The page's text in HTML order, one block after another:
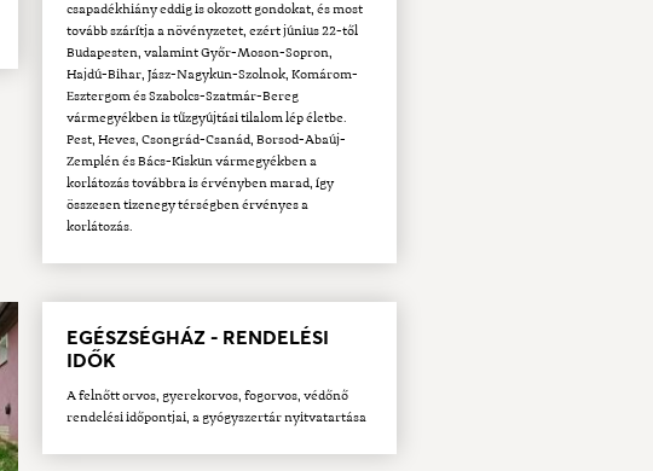
csapadékhiány eddig is okozott gondokat, és most
tovább szárítja a növényzetet, ezért június 22-től
Budapesten, valamint Győr-Moson-Sopron,
Hajdú-Bihar, Jász-Nagykun-Szolnok, Komárom-
Esztergom és Szabolcs-Szatmár-Bereg
vármegyékben is tűzgyújtási tilalom lép életbe.
Pest, Heves, Csongrád-Csanád, Borsod-Abaúj-
Zemplén és Bács-Kiskun vármegyékben a
korlátozás továbbra is érvényben marad, így
összesen tizenegy térségben érvényes a
korlátozás.
EGÉSZSÉGHÁZ - RENDELÉSI
IDŐK
A felnőtt orvos, gyerekorvos, fogorvos, védőnő
rendelési időpontjai, a gyógyszertár nyitvatartása